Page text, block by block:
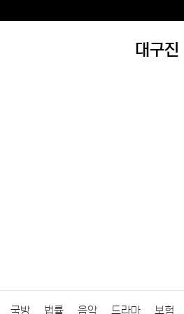
대구진
국방 법률 음악 드라마 보험